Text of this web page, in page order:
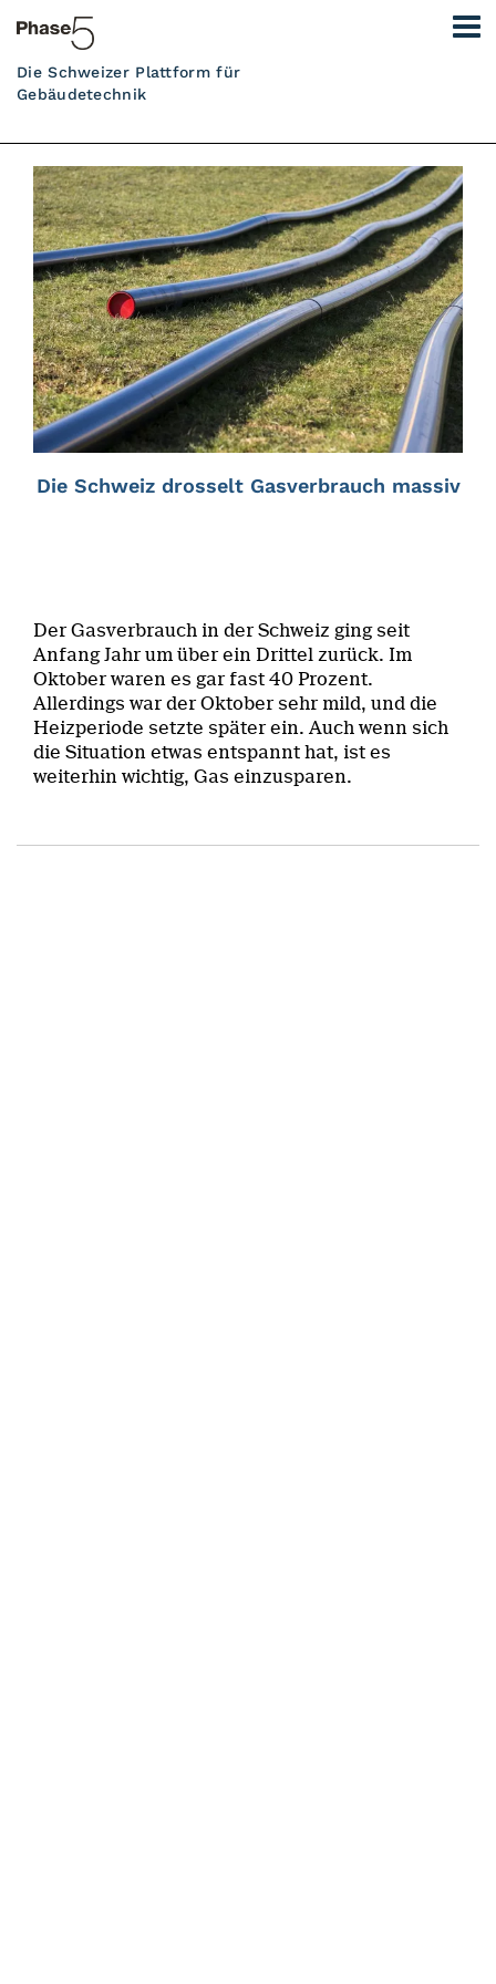
Die Schweizer Plattform für
Gebäudetechnik
Die Schweiz drosselt Gasverbrauch massiv
Der Gasverbrauch in der Schweiz ging seit
Anfang Jahr um über ein Drittel zurück. Im
Oktober waren es gar fast 40 Prozent.
Allerdings war der Oktober sehr mild, und die
Heizperiode setzte später ein. Auch wenn sich
die Situation etwas entspannt hat, ist es
weiterhin wichtig, Gas einzusparen.